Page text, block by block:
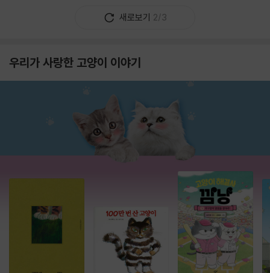
새로보기 2/3
우리가 사랑한 고양이 이야기